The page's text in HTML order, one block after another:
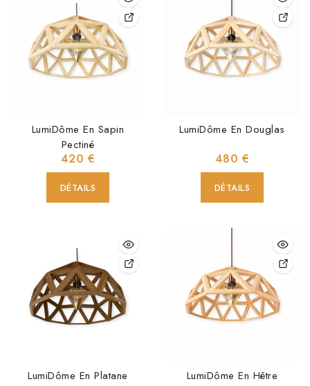
LumiDôme En Sapin
Pectiné
420 €
DÉTAILS
LumiDôme En Douglas
480 €
DÉTAILS
LumiDôme En Platane LumiDôme En Hêtre